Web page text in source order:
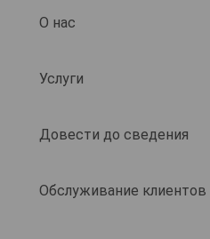
О нас
Услуги
Довести до сведения
Обслуживание клиентов